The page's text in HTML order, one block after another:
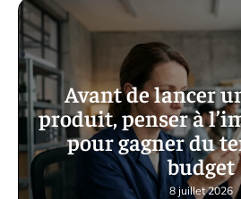
Avant de lancer
produit, penser à
pour gagner du
budget
8 juillet 2026